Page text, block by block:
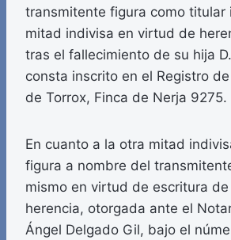
transmitente figura como titular
mitad indivisa en virtud de
tras el fallecimiento de su hija
consta inscrito en el Registro
de Torrox, Finca de Nerja 9275.
En cuanto a la otra mitad
figura a nombre del
mismo en virtud de escritura
herencia, otorgada ante el
Ángel Delgado Gil, bajo el